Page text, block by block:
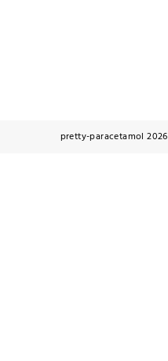
pretty-paracetamol